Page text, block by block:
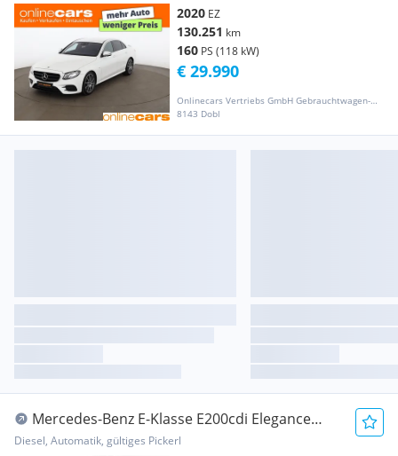
2020 EZ
130.251 km
160 PS (118 kW)
Onlinecars Vertriebs GmbH Gebrauchtwagen-Outlet  Werkstätte  Spenglerei  Lackiererei
8143 Dobl
€ 29.990
Mercedes-Benz E-Klasse E200cdi Elegance
Facelift
Diesel, Automatik, gültiges Pickerl